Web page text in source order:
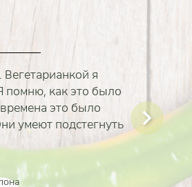
я
помню, как это было
это было
умеют подстегнуть